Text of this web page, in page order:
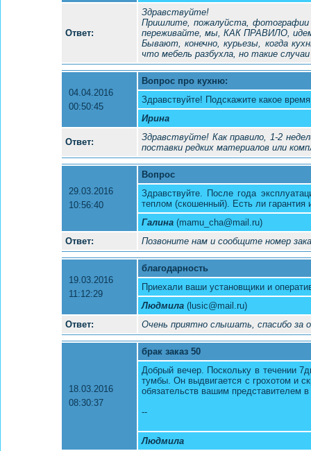
Ответ:
Здравствуйте!
Пришлите, пожалуйста, фотографии
переживайте, мы, КАК ПРАВИЛО, идем
Бывают, конечно, курьезы, когда
что мебель разбухла, но такие
04.04.2016
00:50:45
Вопрос про кухню:
Здравствуйте! Подскажите какое
Ирина
Ответ:
Здравствуйте! Как правило, 1-2
поставки редких материалов или
29.03.2016
10:56:40
Вопрос
Здравствуйте. После года
теплом (скошенный). Есть ли гарантия
Галина (mamu_cha@mail.ru)
Ответ:
Позвоните нам и сообщите номер
19.03.2016
11:12:29
благодарность
Приехали ваши установщики и
Людмила (lusic@mail.ru)
Ответ:
Очень приятно слышать, спасибо за
18.03.2016
08:30:37
брак заказ 50
Добрый вечер. Поскольку в течении
тумбы. Он выдвиг­ается с грохотом и
обязательств вашим представи­телем
--­
Людмила